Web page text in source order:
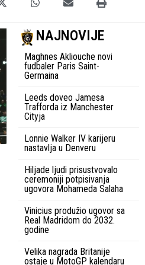
NAJNOVIJE
Maghnes Akliouche novi
fudbaler Paris Saint-
Germaina
Leeds doveo Jamesa
Trafforda iz Manchester
Cityja
Lonnie Walker IV karijeru
nastavlja u Denveru
Hiljade ljudi prisustvovalo
ceremoniji potpisivanja
ugovora Mohameda Salaha
Vinicius produžio ugovor sa
Real Madridom do 2032.
godine
Velika nagrada Britanije
ostaje u MotoGP kalendaru